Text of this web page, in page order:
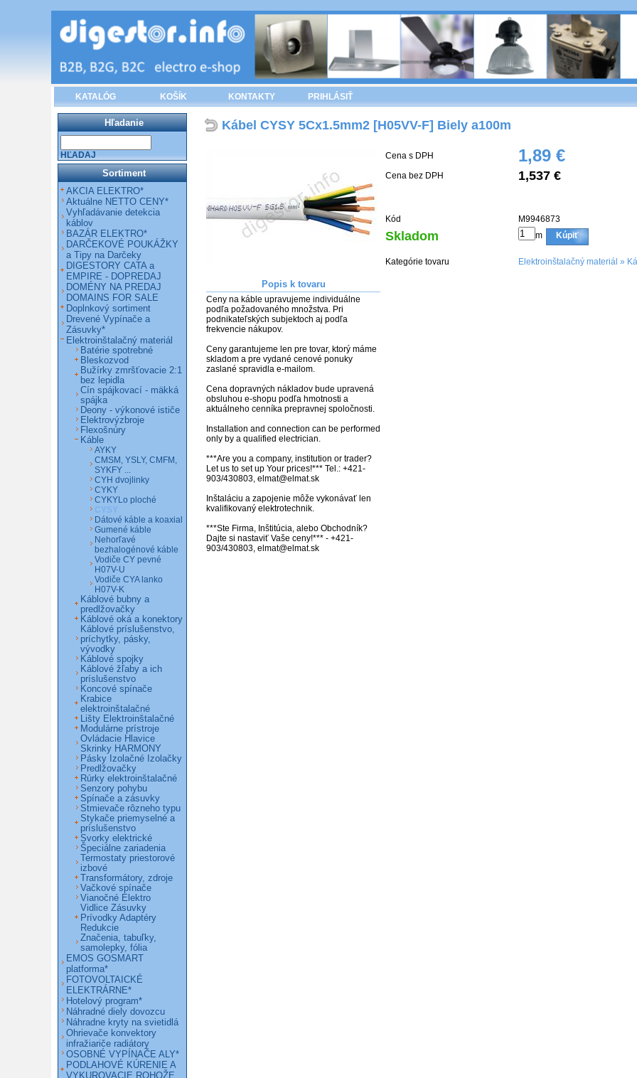
KATALÓG KOŠÍK KONTAKTY PRIHLÁSIŤ
Kábel CYSY 5Cx1.5mm2 [H05VV-F] Biely a100m
Cena s DPH 1,89 €
Cena bez DPH 1,537 €
Kód M9946873
Skladom m Kúpiť
Kategórie tovaru Elektroinštalačný materiál »
Popis k tovaru
Ceny na káble upravujeme individuálne
podľa požadovaného množstva. Pri
podnikateľských subjektoch aj podľa
frekvencie nákupov.
Ceny garantujeme len pre tovar, ktorý máme
skladom a pre vydané cenové ponuky
zaslané spravidla e-mailom.
Cena dopravných nákladov bude upravená
obsluhou e-shopu podľa hmotnosti a
aktuálneho cenníka prepravnej spoločnosti.
Installation and connection can be performed
only by a qualified electrician.
***Are you a company, institution or trader?
Let us to set up Your prices!*** Tel.: +421-
903/430803, elmat@elmat.sk
Inštaláciu a zapojenie môže vykonávať len
kvalifikovaný elektrotechnik.
***Ste Firma, Inštitúcia, alebo Obchodník?
Dajte si nastaviť Vaše ceny!*** - +421-
903/430803, elmat@elmat.sk
Hľadanie
HĽADAJ
Sortiment
AKCIA ELEKTRO*
Aktuálne NETTO CENY*
Vyhľadávanie detekcia
káblov
BAZÁR ELEKTRO*
DARČEKOVÉ POUKÁŽKY
a Tipy na Darčeky
DIGESTORY CATA a
EMPIRE - DOPREDAJ
DOMÉNY NA PREDAJ
DOMAINS FOR SALE
Doplnkový sortiment
Drevené Vypínače a
Zásuvky*
Elektroinštalačný materiál
Batérie spotrebné
Bleskozvod
Bužírky zmršťovacie 2:1
bez lepidla
Cín spájkovací - mäkká
spájka
Deony - výkonové ističe
Elektrovýzbroje
Flexošnúry
Káble
AYKY
CMSM, YSLY, CMFM,
SYKFY ...
CYH dvojlinky
CYKY
CYKYLo ploché
CYSY
Dátové káble a koaxial
Gumené káble
Nehorľavé
bezhalogénové káble
Vodiče CY pevné
H07V-U
Vodiče CYA lanko
H07V-K
Káblové bubny a
predlžovačky
Káblové oká a konektory
Káblové príslušenstvo,
príchytky, pásky,
vývodky
Káblové spojky
Káblové žľaby a ich
príslušenstvo
Koncové spínače
Krabice
elektroinštalačné
Lišty Elektroinštalačné
Modulárne prístroje
Ovládacie Hlavice
Skrinky HARMONY
Pásky Izolačné Izolačky
Predlžovačky
Rúrky elektroinštalačné
Senzory pohybu
Spínače a zásuvky
Stmievače rôzneho typu
Stykače priemyselné a
príslušenstvo
Svorky elektrické
Špeciálne zariadenia
Termostaty priestorové
izbové
Transformátory, zdroje
Vačkové spínače
Vianočné Elektro
Vidlice Zásuvky
Prívodky Adaptéry
Redukcie
Značenia, tabuľky,
samolepky, fólia
EMOS GOSMART
platforma*
FOTOVOLTAICKÉ
ELEKTRÁRNE*
Hotelový program*
Náhradné diely dovozcu
Náhradne kryty na svietidlá
Ohrievače konvektory
infražiariče radiátory
OSOBNÉ VYPÍNAČE ALY*
PODLAHOVÉ KÚRENIE A
VYKUROVACIE ROHOŽE